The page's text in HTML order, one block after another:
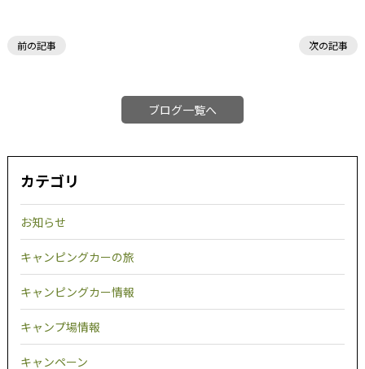
前の記事 次の記事
ブログ一覧へ
カテゴリ
お知らせ
キャンピングカーの旅
キャンピングカー情報
キャンプ場情報
キャンペーン